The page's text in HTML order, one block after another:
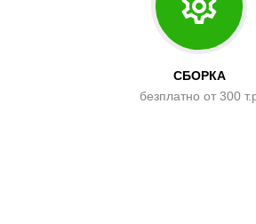
СБОРКА
безплатно от 300